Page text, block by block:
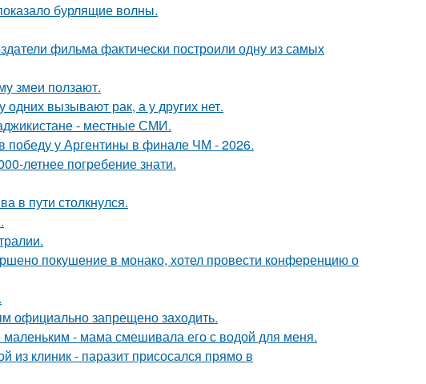
бурлящие волны.
фильма фактически построили одну из самых
змеи ползают.
вызывают рак, а у других нет.
- местные СМИ.
победу у Аргентины в финале ЧМ - 2026.
летнее погребение знати.
в пути столкнулся.
покушение в монако, хотел провести конференцию о
официально запрещено заходить.
- мама смешивала его с водой для меня.
из клиник - паразит присосался прямо в